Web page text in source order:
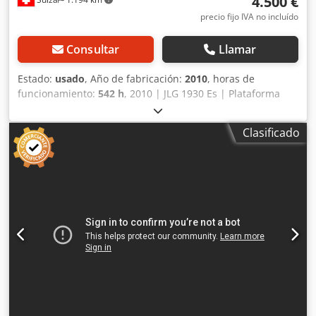
precio fijo IVA no incluído
Consultar Llamar
Estado: usado, Año de fabricación: 2010, horas de
funcionamiento: 542 h, 2010 | JLG 1930 Es | Plataforma
elevadora de tijera usada | 542 horas 📍Ubicación: Suiza
🚛 Entrega disponible en su destino. ¡Utilice nuestra
calculadora de envío para estimar los costos de transporte!
💰 Compre ahora por 4500 EUR o haga una oferta. El pago
contra entrega está disponible por una tarifa asequible
problemas ⚠️ 📌 Comentario del inspector: Todas las
funciones están presentes. 📄 ¿Desea ver la inspección
completa, fotos adicionales o un video? Consejo: La
Clasificado